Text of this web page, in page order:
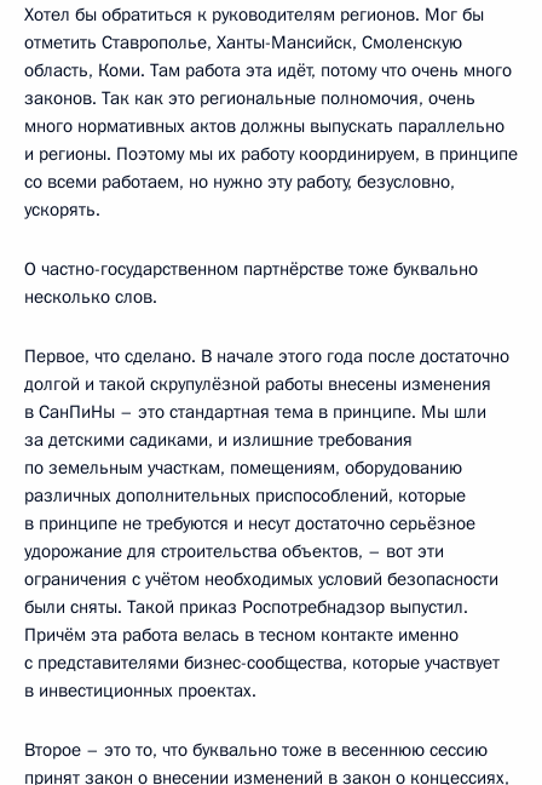
Хотел бы обратиться к руководителям регионов. Мог бы
отметить Ставрополье, Ханты-Мансийск, Смоленскую
область, Коми. Там работа эта идёт, потому что очень много
законов. Так как это региональные полномочия, очень
много нормативных актов должны выпускать параллельно
и регионы. Поэтому мы их работу координируем, в принципе
со всеми работаем, но нужно эту работу, безусловно,
ускорять.
О частно-государственном партнёрстве тоже буквально
несколько слов.
Первое, что сделано. В начале этого года после достаточно
долгой и такой скрупулёзной работы внесены изменения
в СанПиНы – это стандартная тема в принципе. Мы шли
за детскими садиками, и излишние требования
по земельным участкам, помещениям, оборудованию
различных дополнительных приспособлений, которые
в принципе не требуются и несут достаточно серьёзное
удорожание для строительства объектов, – вот эти
ограничения с учётом необходимых условий безопасности
были сняты. Такой приказ Роспотребнадзор выпустил.
Причём эта работа велась в тесном контакте именно
с представителями бизнес-сообщества, которые участвует
в инвестиционных проектах.
Второе – это то, что буквально тоже в весеннюю сессию
принят закон о внесении изменений в закон о концессиях,